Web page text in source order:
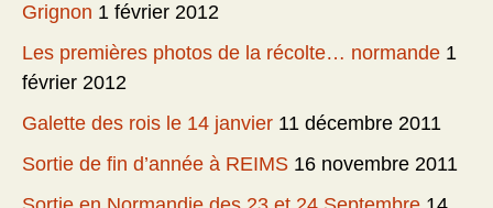
Grignon 1 février 2012
Les premières photos de la récolte… normande 1
février 2012
Galette des rois le 14 janvier 11 décembre 2011
Sortie de fin d’année à REIMS 16 novembre 2011